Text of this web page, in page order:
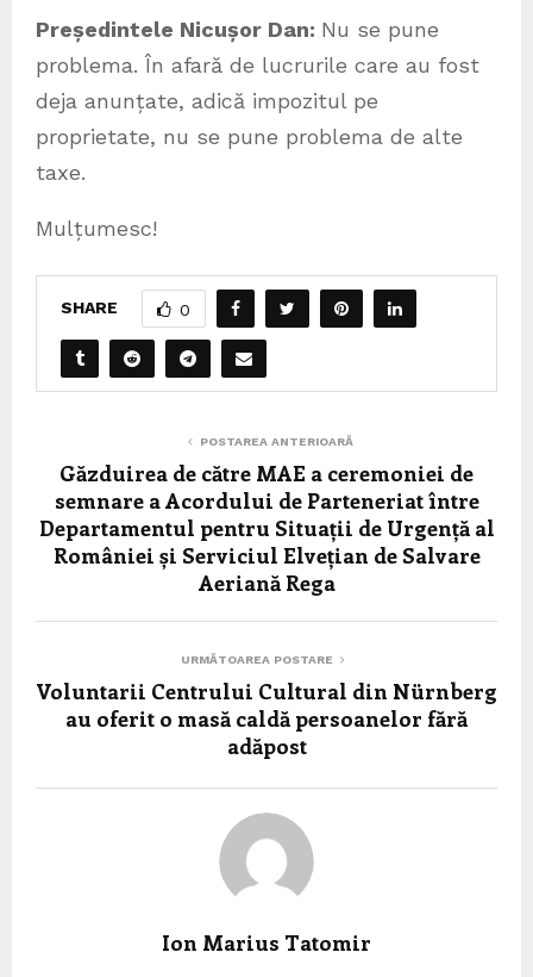
Președintele Nicușor Dan: Nu se pune
problema. În afară de lucrurile care au fost
deja anunțate, adică impozitul pe
proprietate, nu se pune problema de alte
taxe.
Mulțumesc!
SHARE 0
POSTAREA ANTERIOARĂ
Găzduirea de către MAE a ceremoniei de
semnare a Acordului de Parteneriat între
Departamentul pentru Situații de Urgență al
României și Serviciul Elvețian de Salvare
Aeriană Rega
URMĂTOAREA POSTARE
Voluntarii Centrului Cultural din Nürnberg
au oferit o masă caldă persoanelor fără
adăpost
Ion Marius Tatomir